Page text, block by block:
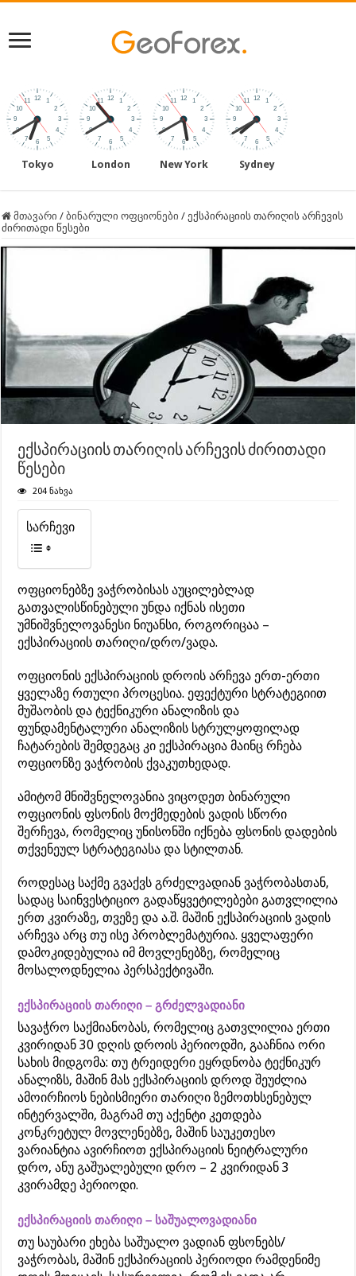
Tokyo London New York Sydney
მთავარი / ბინარული ოფციონები / ექსპირაციის თარიღის არჩევის
ძირითადი წესები
ექსპირაციის თარიღის არჩევის ძირითადი
წესები
204 ნახვა
სარჩევი
ოფციონებზე ვაჭრობისას აუცილებლად
გათვალისწინებული უნდა იქნას ისეთი
უმნიშვნელოვანესი ნიუანსი, როგორიცაა –
ექსპირაციის თარიღი/დრო/ვადა.
ოფციონის ექსპირაციის დროის არჩევა ერთ-ერთი
ყველაზე რთული პროცესია. ეფექტური სტრატეგიით
მუშაობის და ტექნიკური ანალიზის და
ფუნდამენტალური ანალიზის სტრულყოფილად
ჩატარების შემდეგაც კი ექსპირაცია მაინც რჩება
ოფციონზე ვაჭრობის ქვაკუთხედად.
ამიტომ მნიშვნელოვანია ვიცოდეთ ბინარული
ოფციონის ფსონის მოქმედების ვადის სწორი
შერჩევა, რომელიც უნისონში იქნება ფსონის დადების
თქვენეულ სტრატეგიასა და სტილთან.
როდესაც საქმე გვაქვს გრძელვადიან ვაჭრობასთან,
სადაც საინვესტიციო გადაწყვეტილებები გათვლილია
ერთ კვირაზე, თვეზე და ა.შ. მაშინ ექსპირაციის ვადის
არჩევა არც თუ ისე პრობლემატურია. ყველაფერი
დამოკიდებულია იმ მოვლენებზე, რომელიც
მოსალოდნელია პერსპექტივაში.
ექსპირაციის თარიღი – გრძელვადიანი
სავაჭრო საქმიანობას, რომელიც გათვლილია ერთი
კვირიდან 30 დღის დროის პერიოდში, გააჩნია ორი
სახის მიდგომა: თუ ტრეიდერი ეყრდნობა ტექნიკურ
ანალიზს, მაშინ მას ექსპირაციის დროდ შეუძლია
ამოირჩიოს ნებისმიერი თარიღი ზემოთხსენებულ
ინტერვალში, მაგრამ თუ აქენტი კეთდება
კონკრეტულ მოვლენებზე, მაშინ საუკეთესო
ვარიანტია ავირჩიოთ ექსპირაციის ნეიტრალური
დრო, ანუ გაშუალებული დრო – 2 კვირიდან 3
კვირამდე პერიოდი.
ექსპირაციის თარიღი – საშუალოვადიანი
თუ საუბარი ეხება საშუალო ვადიან ფსონებს/
ვაჭრობას, მაშინ ექსპირაციის პერიოდი რამდენიმე